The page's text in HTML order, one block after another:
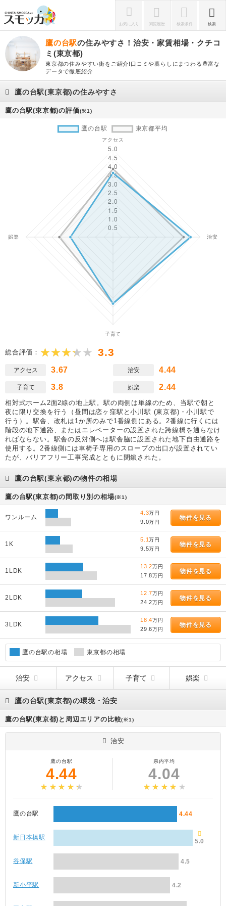
お気に入り 閲覧履歴 検索条件 検索
鷹の台駅の住みやすさ！治安・家賃相場・クチコ
ミ(東京都)
東京都の住みやすい街をご紹介!口コミや暮らしにまつわる豊富な
データで徹底紹介
鷹の台駅(東京都)の住みやすさ
鷹の台駅(東京都)の評価(※1)
総合評価： 3.3
アクセス 3.67 治安 4.44
子育て 3.8 娯楽 2.44
相対式ホーム2面2線の地上駅。駅の両側は単線のため、当駅で朝と
夜に限り交換を行う（昼間は恋ヶ窪駅と小川駅 (東京都)・小川駅で
行う）。駅舎、改札は1か所のみで1番線側にある。2番線に行くには
階段の地下通路、またはエレベーターの設置された跨線橋を通らなけ
ればならない。駅舎の反対側へは駅舎脇に設置された地下自由通路を
使用する。2番線側には車椅子専用のスロープの出口が設置されてい
たが、バリアフリー工事完成とともに閉鎖された。
鷹の台駅(東京都)の物件の相場
鷹の台駅(東京都)の間取り別の相場(※1)
ワンルーム
4.3万円
9.0万円
物件を見る
1K
5.1万円
9.5万円
物件を見る
1LDK
13.2万円
17.8万円
物件を見る
2LDK
12.7万円
24.2万円
物件を見る
3LDK
18.4万円
29.6万円
物件を見る
鷹の台駅の相場 東京都の相場
治安 アクセス 子育て 娯楽
鷹の台駅(東京都)の環境・治安
鷹の台駅(東京都)と周辺エリアの比較(※1)
治安
鷹の台駅
4.44
県内平均
4.04
鷹の台駅 4.44
新日本橋駅
5.0
谷保駅 4.5
新小平駅 4.2